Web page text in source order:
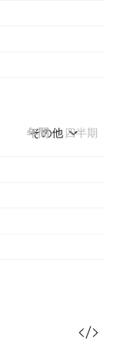
年間 四半期
その他